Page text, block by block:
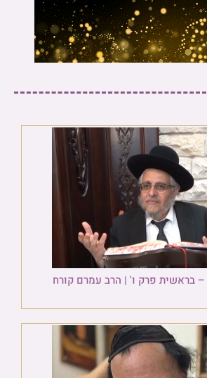
בראשית פרק ו' | הרב עמרם קורח